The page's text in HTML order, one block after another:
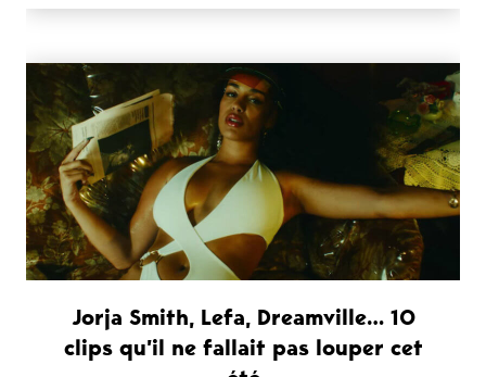
Jorja Smith, Lefa, Dreamville… 10
clips qu’il ne fallait pas louper cet